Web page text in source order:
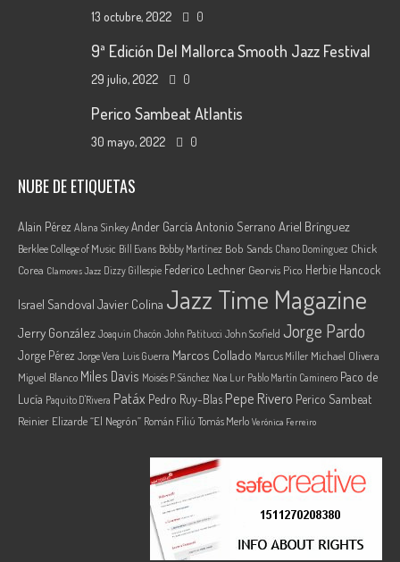
13 octubre, 2022 0
9ª Edición Del Mallorca Smooth Jazz Festival
29 julio, 2022 0
Perico Sambeat Atlantis
30 mayo, 2022 0
NUBE DE ETIQUETAS
Alain Pérez Alana SinkeyAnder García Antonio Serrano Ariel Brínguez
Berklee College of Music Bill Evans Bobby Martínez Bob Sands Chano Domínguez Chick
Corea Clamores Jazz Dizzy Gillespie Federico Lechner Georvis Pico Herbie Hancock
Israel Sandoval Javier Colina Jazz Time Magazine
Jerry González Joaquin Chacón John Patitucci John Scofield Jorge Pardo
Jorge Pérez Jorge Vera Luis Guerra Marcos Collado Marcus Miller Michael Olivera
Miguel Blanco Miles Davis Moisés P. Sánchez Noa Lur Pablo Martín Caminero Paco de
Lucía Paquito D'Rivera Patáx Pedro Ruy-Blas Pepe Rivero Perico Sambeat
Reinier Elizarde “El Negrón” Román Filiú Tomás Merlo Verónica Ferreiro